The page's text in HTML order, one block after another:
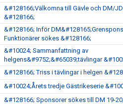
&#128166;Välkomna till Gävle och DM/
&#128166;
&#128166; Inför
Funktionärer sökes &#128166;
&#10024; Sammanfattning av
helgens&#9752;&#65039;tävlingar
&#128166; Triss i tävlingar i helgen
&#10024;Årets tredje Gästrikeserie
&#128166; Sponsorer sökes till DM 19-